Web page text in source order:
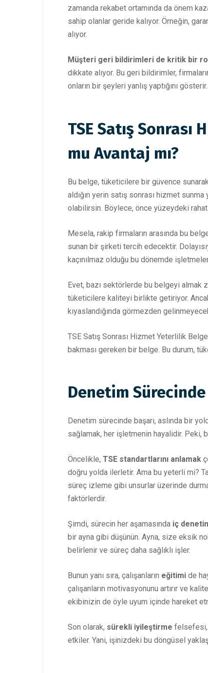
zamanda rekabet ortamında da önem
sahip olanlar geride kalıyor. Örneğin,
alıyor.
Müşteri geri bildirimleri de kritik bir
dikkate alıyor. Bu geri bildirimler,
onların bir şeyleri yanlış yaptığını
TSE Satış
mu Avantaj mı?
Bu belge, tüketicilere bir güvence
aldığın yerin satış sonrası hizmet
olabilirsin. Böylece, önce yüzeydeki
Mesela, rakip firmaların arasında bu
sunan bir şirketi tercih edecektir.
kaçınılmaz olduğu bu dönemde
Evet, bazı sektörlerde bu belgeyi almak
tüketicilere kaliteyi birlikte getiriyor.
kıyaslandığında görmezden
TSE Satış Sonrası Hizmet Yeterlilik
bakması gereken bir belge. Bu durum,
Denetim
Denetim sürecinde başarı, aslında bir
sağlamak, her işletmenin hayalidir. Peki,
Öncelikle, TSE standartlarını anlamak
doğru yolda ilerletir. Ama bu yeterli mi?
süreç izleme gibi unsurlar üzerinde
faktörlerdir.
Şimdi, sürecin her aşamasında iç
bir ayna gibi düşünün. Ayna, size eksik
belirlenir ve süreç daha sağlıklı işler.
Bunun yanı sıra, çalışanların eğitimi de
çalışanların motivasyonunu artırır ve
ekibinizin de öyle uyum içinde hareket
Son olarak, sürekli iyileştirme felsefesi,
etkiler. Yani, işinizdeki bu döngüsel